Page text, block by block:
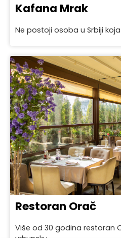
Kafana Mrak
Ne postoji osoba u Srbiji
Restoran Orač
Više od 30 godina restoran